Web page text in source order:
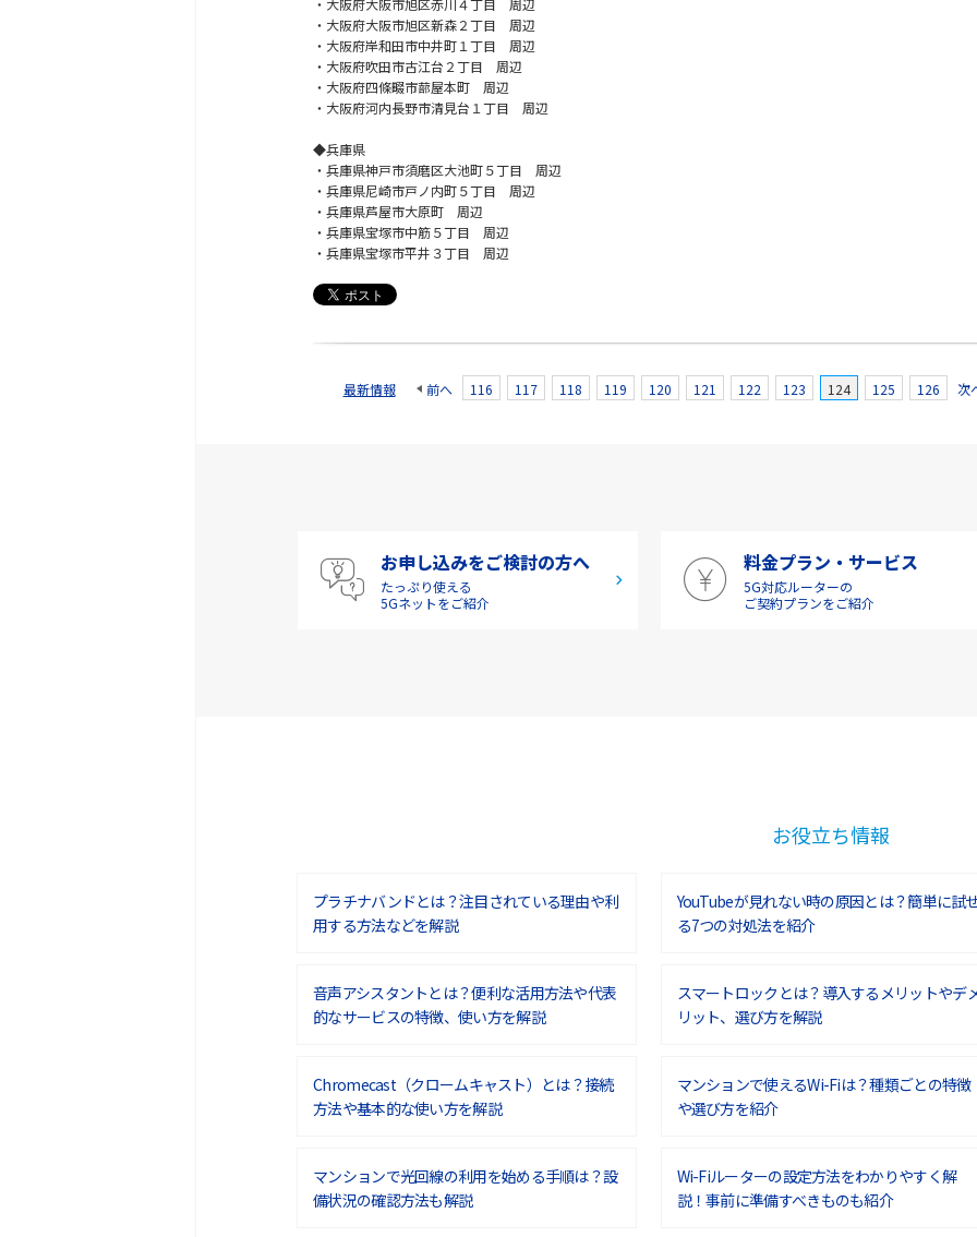
・大阪府大阪市旭区赤川４丁目 周辺
・大阪府大阪市旭区新森２丁目 周辺
・大阪府岸和田市中井町１丁目 周辺
・大阪府吹田市古江台２丁目 周辺
・大阪府四條畷市蔀屋本町 周辺
・大阪府河内長野市清見台１丁目 周辺
◆兵庫県
・兵庫県神戸市須磨区大池町５丁目 周辺
・兵庫県尼崎市戸ノ内町５丁目 周辺
・兵庫県芦屋市大原町 周辺
・兵庫県宝塚市中筋５丁目 周辺
・兵庫県宝塚市平井３丁目 周辺
最新情報 前へ 116 117 118 119 120 121 122 123 124 125 126 次
お申し込みをご検討の方へ
たっぷり使える
5Gネットをご紹介
料金プラン・サービス
5G対応ルーターの
ご契約プランをご紹介
お役立ち情報
プラチナバンドとは？注目されている理由や利
用する方法などを解説
YouTubeが見れない時の原因とは？簡単に試
る7つの対処法を紹介
音声アシスタントとは？便利な活用方法や代表
的なサービスの特徴、使い方を解説
スマートロックとは？導入するメリットやデ
リット、選び方を解説
Chromecast（クロームキャスト）とは？接続
方法や基本的な使い方を解説
マンションで使えるWi-Fiは？種類ごとの特徴
や選び方を紹介
マンションで光回線の利用を始める手順は？設
備状況の確認方法も解説
Wi-Fiルーターの設定方法をわかりやすく解
説！事前に準備すべきものも紹介